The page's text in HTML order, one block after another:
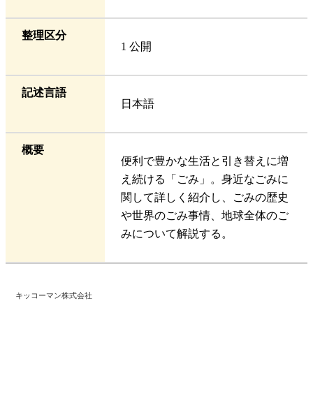
整理区分
1 公開
記述言語
日本語
概要
便利で豊かな生活と引き替えに増
え続ける「ごみ」。身近なごみに
関して詳しく紹介し、ごみの歴史
や世界のごみ事情、地球全体のご
みについて解説する。
キッコーマン株式会社